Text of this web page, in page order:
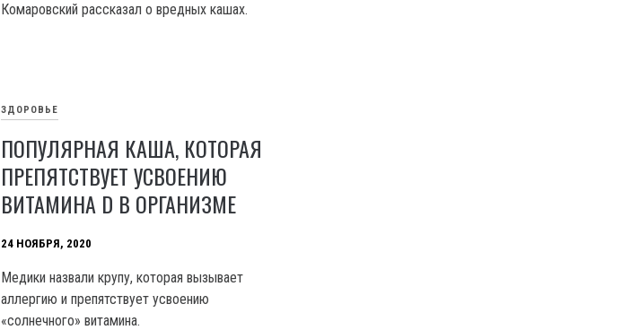
Комаровский рассказал о вредных кашах.
ЗДОРОВЬЕ
ПОПУЛЯРНАЯ КАША, КОТОРАЯ
ПРЕПЯТСТВУЕТ УСВОЕНИЮ
ВИТАМИНА D В ОРГАНИЗМЕ
24 НОЯБРЯ, 2020
Медики назвали крупу, которая вызывает
аллергию и препятствует усвоению
«солнечного» витамина.